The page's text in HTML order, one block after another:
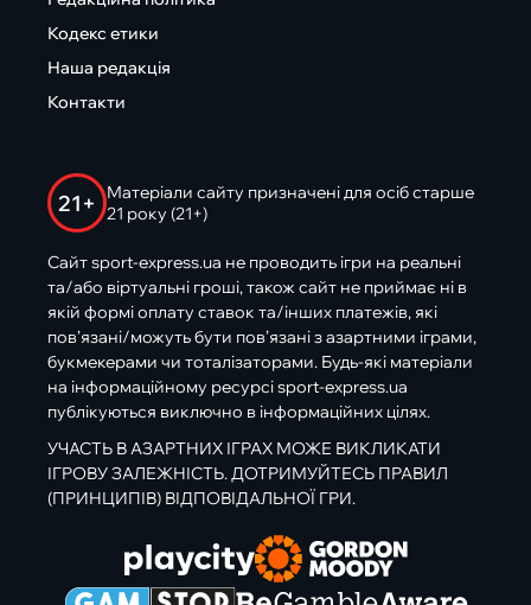
Кодекс етики
Наша редакція
Контакти
21+
Матеріали сайту призначені для осіб старше
21 року (21+)
Сайт sport-express.ua не проводить ігри на реальні
та/або віртуальні гроші, також сайт не приймає ні в
якій формі оплату ставок та/інших платежів, які
пов’язані/можуть бути пов’язані з азартними іграми,
букмекерами чи тоталізаторами. Будь-які матеріали
на інформаційному ресурсі sport-express.ua
публікуються виключно в інформаційних цілях.
УЧАСТЬ В АЗАРТНИХ ІГРАХ МОЖЕ ВИКЛИКАТИ
ІГРОВУ ЗАЛЕЖНІСТЬ. ДОТРИМУЙТЕСЬ ПРАВИЛ
(ПРИНЦИПІВ) ВІДПОВІДАЛЬНОЇ ГРИ.